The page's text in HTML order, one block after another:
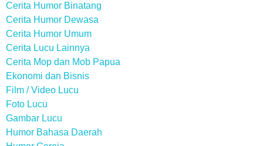
Cerita Humor Binatang
Cerita Humor Dewasa
Cerita Humor Umum
Cerita Lucu Lainnya
Cerita Mop dan Mob Papua
Ekonomi dan Bisnis
Film / Video Lucu
Foto Lucu
Gambar Lucu
Humor Bahasa Daerah